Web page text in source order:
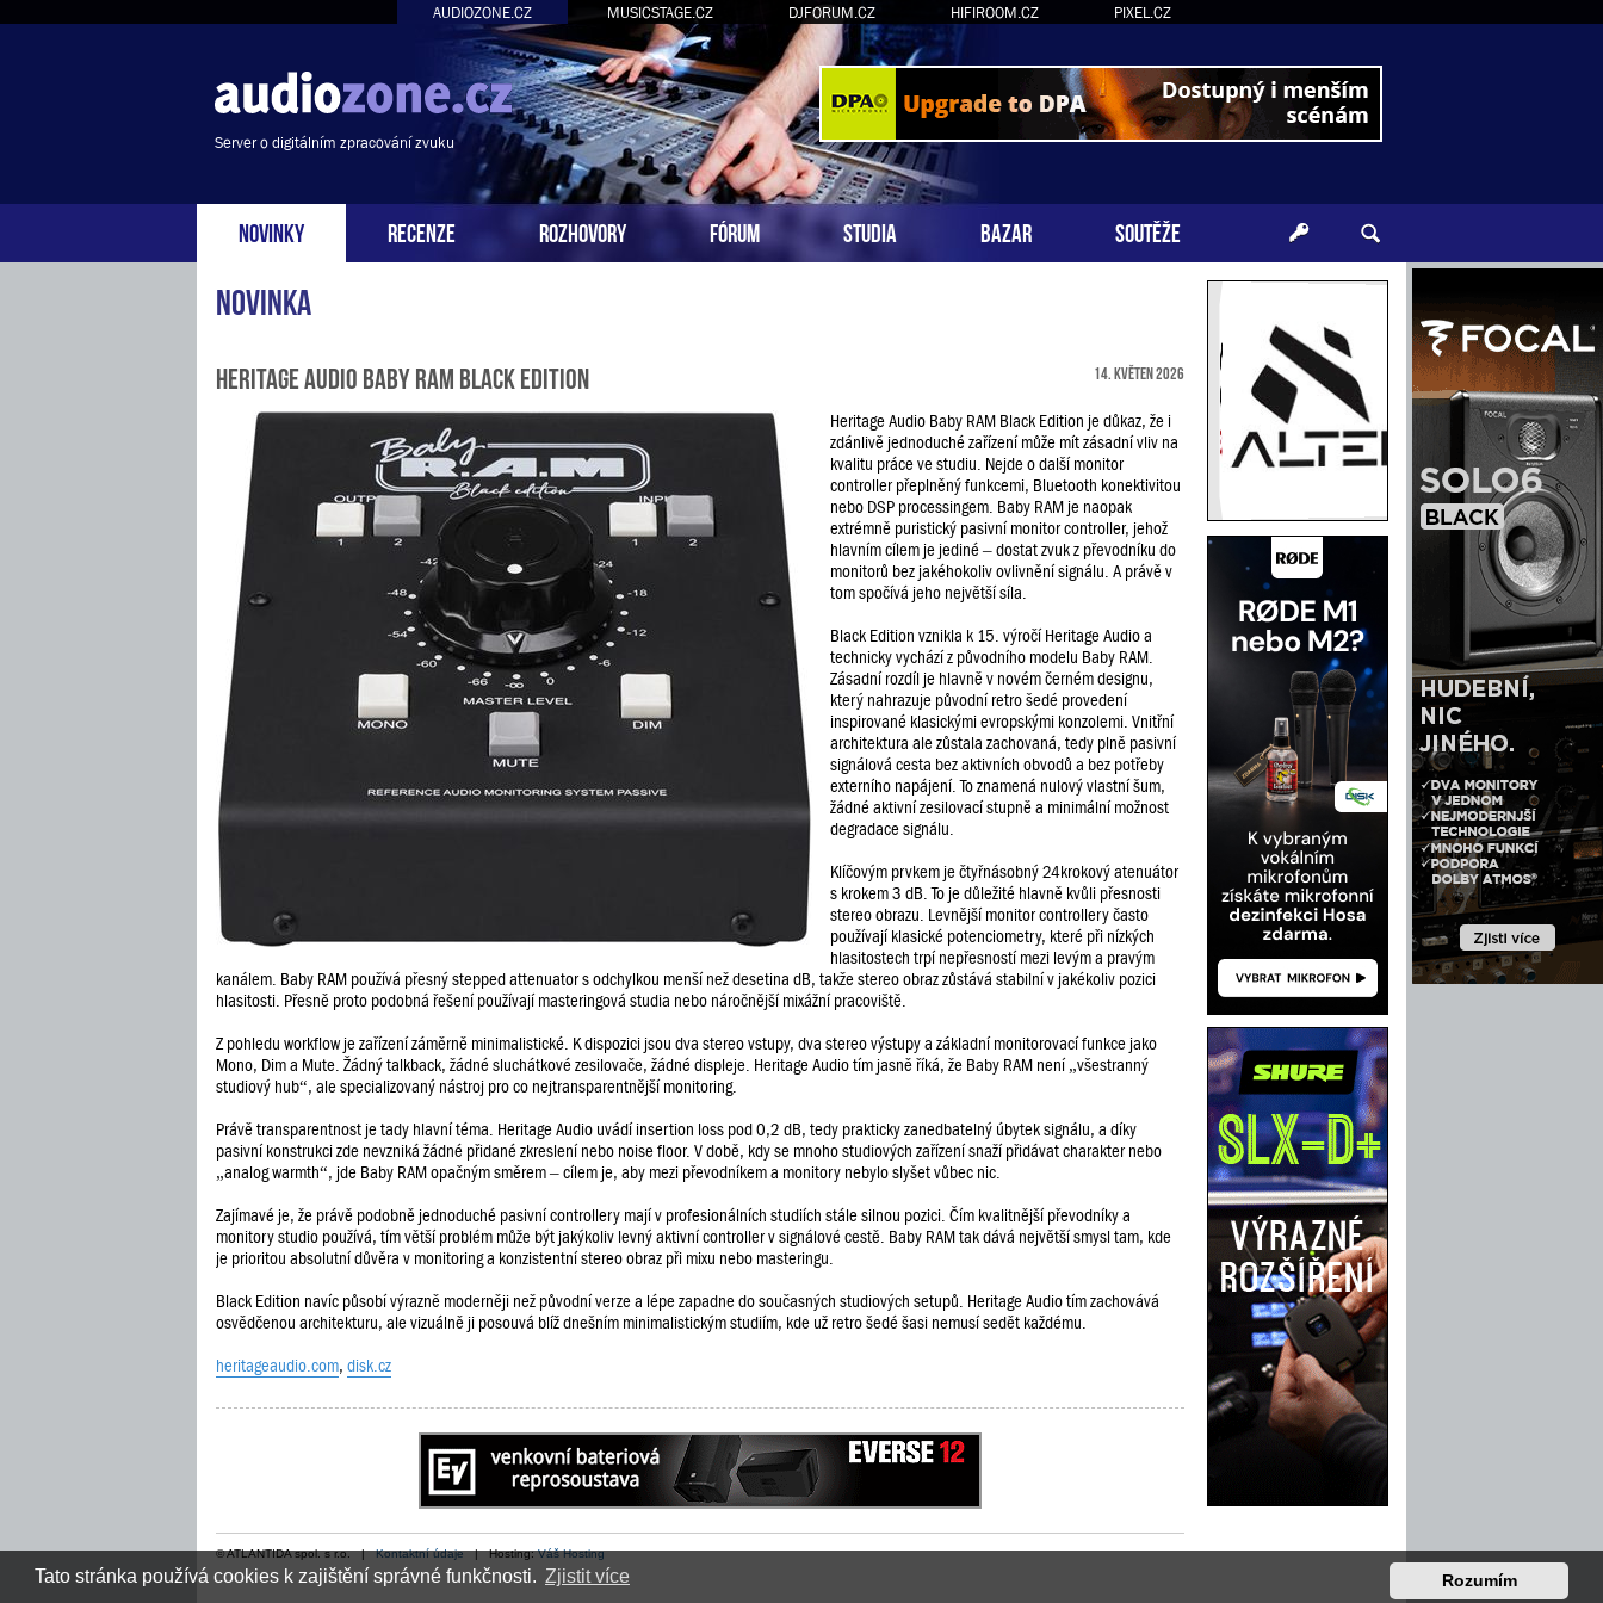
Tato stránka používá cookies k zajištění správné funkčnosti. Zjistit více Rozumím
AUDIOZONE.CZ MUSICSTAGE.CZ DJFORUM.CZ HIFIROOM.CZ PIXEL.CZ
Server o digitálním zpracování zvuku
NOVINKY RECENZE ROZHOVORY FÓRUM STUDIA BAZAR SOUTĚŽE
Novinka
14. květen 2026
Heritage Audio Baby RAM Black Edition
Heritage Audio Baby RAM Black Edition je důkaz, že i
zdánlivě jednoduché zařízení může mít zásadní vliv na
kvalitu práce ve studiu. Nejde o další monitor
controller přeplněný funkcemi, Bluetooth konektivitou
nebo DSP processingem. Baby RAM je naopak
extrémně puristický pasivní monitor controller, jehož
hlavním cílem je jediné – dostat zvuk z převodníku do
monitorů bez jakéhokoliv ovlivnění signálu. A právě v
tom spočívá jeho největší síla.
Black Edition vznikla k 15. výročí Heritage Audio a
technicky vychází z původního modelu Baby RAM.
Zásadní rozdíl je hlavně v novém černém designu,
který nahrazuje původní retro šedé provedení
inspirované klasickými evropskými konzolemi. Vnitřní
architektura ale zůstala zachovaná, tedy plně pasivní
signálová cesta bez aktivních obvodů a bez potřeby
externího napájení. To znamená nulový vlastní šum,
žádné aktivní zesilovací stupně a minimální možnost
degradace signálu.
Klíčovým prvkem je čtyřnásobný 24krokový atenuátor
s krokem 3 dB. To je důležité hlavně kvůli přesnosti
stereo obrazu. Levnější monitor controllery často
používají klasické potenciometry, které při nízkých
hlasitostech trpí nepřesností mezi levým a pravým
kanálem. Baby RAM používá přesný stepped attenuator s odchylkou menší než desetina dB, takže stereo obraz zůstává stabilní v jakékoliv pozici
hlasitosti. Přesně proto podobná řešení používají masteringová studia nebo náročnější mixážní pracoviště.
Z pohledu workflow je zařízení záměrně minimalistické. K dispozici jsou dva stereo vstupy, dva stereo výstupy a základní monitorovací funkce jako
Mono, Dim a Mute. Žádný talkback, žádné sluchátkové zesilovače, žádné displeje. Heritage Audio tím jasně říká, že Baby RAM není „všestranný
studiový hub“, ale specializovaný nástroj pro co nejtransparentnější monitoring.
Právě transparentnost je tady hlavní téma. Heritage Audio uvádí insertion loss pod 0,2 dB, tedy prakticky zanedbatelný úbytek signálu, a díky
pasivní konstrukci zde nevzniká žádné přidané zkreslení nebo noise floor. V době, kdy se mnoho studiových zařízení snaží přidávat charakter nebo
„analog warmth“, jde Baby RAM opačným směrem – cílem je, aby mezi převodníkem a monitory nebylo slyšet vůbec nic.
Zajímavé je, že právě podobně jednoduché pasivní controllery mají v profesionálních studiích stále silnou pozici. Čím kvalitnější převodníky a
monitory studio používá, tím větší problém může být jakýkoliv levný aktivní controller v signálové cestě. Baby RAM tak dává největší smysl tam, kde
je prioritou absolutní důvěra v monitoring a konzistentní stereo obraz při mixu nebo masteringu.
Black Edition navíc působí výrazně moderněji než původní verze a lépe zapadne do současných studiových setupů. Heritage Audio tím zachovává
osvědčenou architekturu, ale vizuálně ji posouvá blíž dnešním minimalistickým studiím, kde už retro šedé šasi nemusí sedět každému.
heritageaudio.com, disk.cz
© ATLANTIDA spol. s r.o. |Kontaktní údaje| Hosting:Váš Hosting